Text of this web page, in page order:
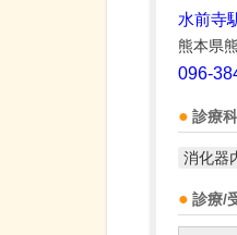
水前寺
熊本県
096-
診療
消化器
診療/